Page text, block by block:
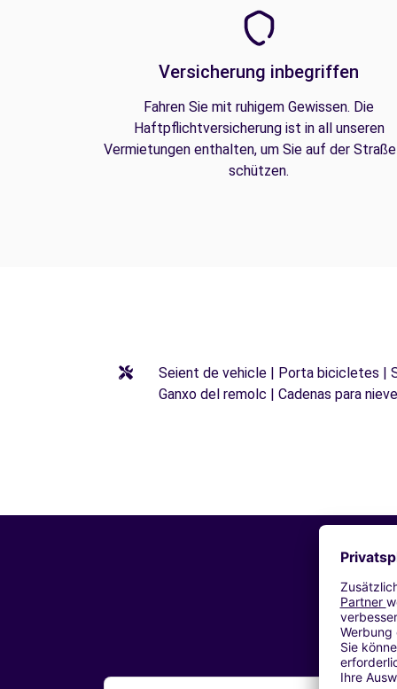
Versicherung inbegriffen
Fahren Sie mit ruhigem Gewissen. Die
Haftpflichtversicherung ist in all unseren
Vermietungen enthalten, um Sie auf der
schützen.
Seient de vehicle | Porta bicicletes |
Ganxo del remolc | Cadenas para nieve